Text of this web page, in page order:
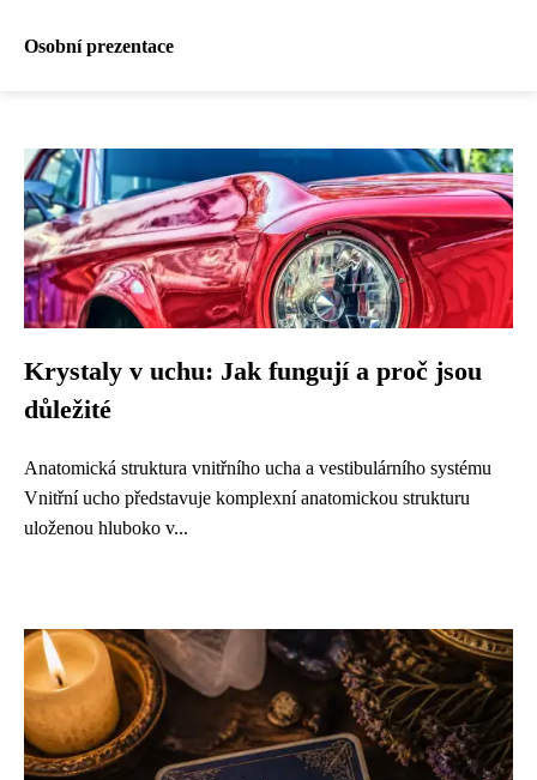
Osobní prezentace
Krystaly v uchu: Jak fungují a proč jsou
důležité
Anatomická struktura vnitřního ucha a vestibulárního systému
Vnitřní ucho představuje komplexní anatomickou strukturu
uloženou hluboko v...